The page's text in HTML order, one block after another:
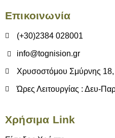
Επικοινωνία
(+30)2384 028001
info@tognision.gr
Χρυσοστόμου Σμύρνης 18,
Ώρες Λειτουργίας : Δευ-
Χρήσιμα Link